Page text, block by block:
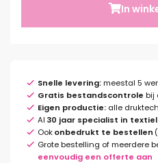
In
Snelle levering:meestal 5
Gratis bestandscontrole bij
Eigen productie: alle
Al 30 jaar specialist in
Ookonbedrukt te bestellen
Grote bestelling of meerdere
eenvoudig een offerte aan